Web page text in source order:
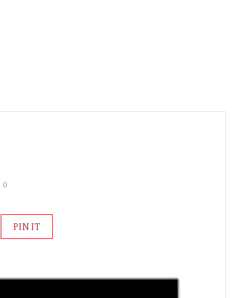
0
PIN IT